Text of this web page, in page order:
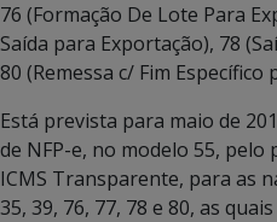
76 (Formação De Lote Para
Saída para Exportação), 78
80 (Remessa c/ Fim Específico
Está prevista para maio de
de NFP-e, no modelo 55,
ICMS Transparente, para as
35, 39, 76, 77, 78 e 80, as